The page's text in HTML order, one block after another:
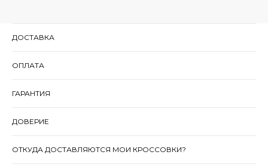
ДОСТАВКА
ОПЛАТА
ГАРАНТИЯ
ДОВЕРИЕ
ОТКУДА ДОСТАВЛЯЮТСЯ МОИ КРОССОВКИ?